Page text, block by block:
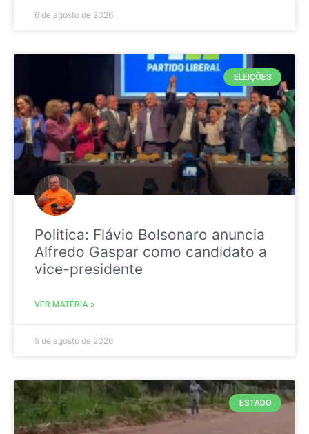
6 de agosto de 2026
ELEIÇÕES
Politica: Flávio Bolsonaro anuncia
Alfredo Gaspar como candidato a
vice-presidente
VER MATÉRIA »
5 de agosto de 2026
ESTADO